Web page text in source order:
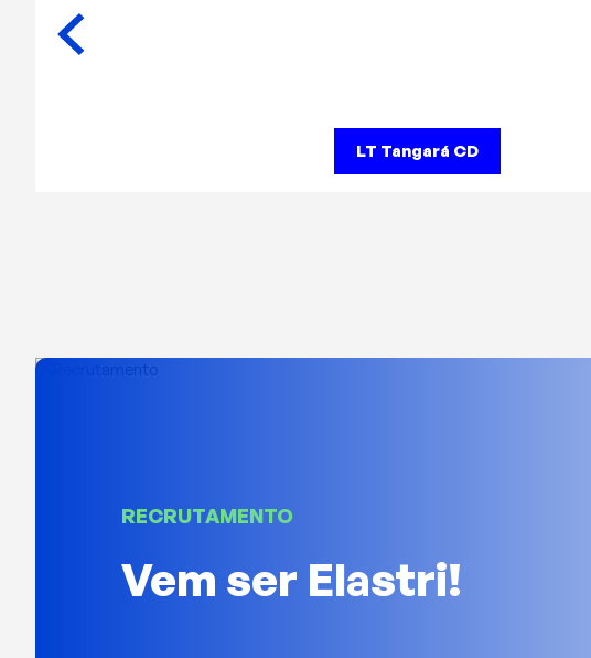
LT Tangará CD
RECRUTAMENTO
Vem ser Elastri!